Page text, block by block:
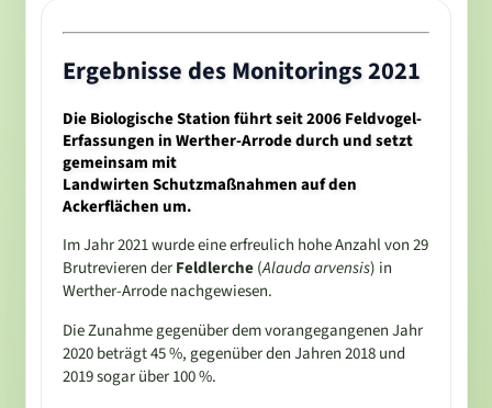
Ergebnisse des Monitorings 2021
Die Biologische Station führt seit 2006 Feldvogel-
Erfassungen in Werther-Arrode durch und setzt
gemeinsam mit
Landwirten Schutzmaßnahmen auf den
Ackerflächen um.
Im Jahr 2021 wurde eine erfreulich hohe Anzahl von 29
Brutrevieren der Feldlerche (Alauda arvensis) in
Werther-Arrode nachgewiesen.
Die Zunahme gegenüber dem vorangegangenen Jahr
2020 beträgt 45 %, gegenüber den Jahren 2018 und
2019 sogar über 100 %.